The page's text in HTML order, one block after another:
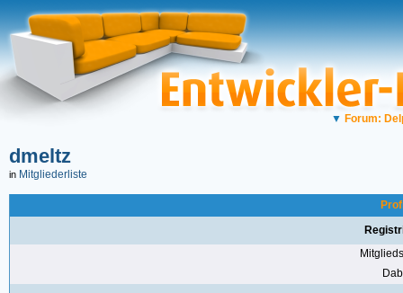
▼ Forum:
dmeltz
in Mitgliederliste